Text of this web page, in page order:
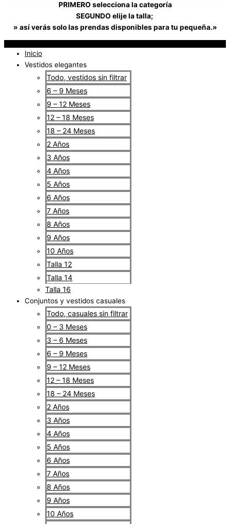
PRIMERO selecciona la categoría
SEGUNDO elije la talla;
» así verás solo las prendas disponibles para tu pequeña.»
Inicio
Vestidos elegantes
Todo, vestidos sin filtrar
6 – 9 Meses
9 – 12 Meses
12 – 18 Meses
18 – 24 Meses
2 Años
3 Años
4 Años
5 Años
6 Años
7 Años
8 Años
9 Años
10 Años
Talla 12
Talla 14
Talla 16
Conjuntos y vestidos casuales
Todo, casuales sin filtrar
0 – 3 Meses
3 – 6 Meses
6 – 9 Meses
9 – 12 Meses
12 – 18 Meses
18 – 24 Meses
2 Años
3 Años
4 Años
5 Años
6 Años
7 Años
8 Años
9 Años
10 Años